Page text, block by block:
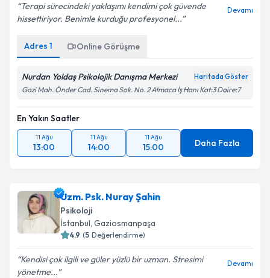
Terapi sürecindeki yaklaşımı kendimi çok güvende
hissettiriyor. Benimle kurduğu profesyonel...
Devamı
Adres 1 Online Görüşme
Nurdan Yoldaş Psikolojik Danışma Merkezi Haritada Göster
Gazi Mah. Önder Cad. Sinema Sok. No. 2 Atmaca İş Hanı Kat:3 Daire:7
En Yakın Saatler
11 Ağu
13:00
11 Ağu
14:00
11 Ağu
15:00 Daha Fazla
Uzm. Psk. Nuray Şahin
Psikoloji
İstanbul, Gaziosmanpaşa
4.9 (5 Değerlendirme)
Kendisi çok ilgili ve güler yüzlü bir uzman. Stresimi
yönetme...
Devamı